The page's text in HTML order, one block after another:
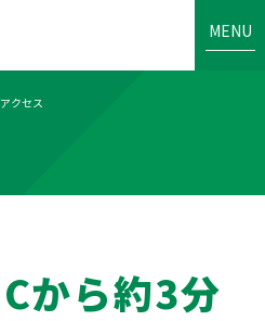
MENU
アクセス
から約3分